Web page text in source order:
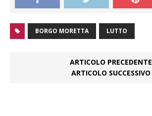
BORGO MORETTA LUTTO
ARTICOLO PRECEDENTE
ARTICOLO SUCCESSIVO